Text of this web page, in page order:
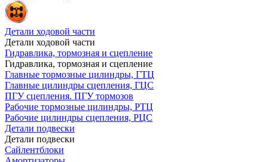
Детали ходовой части
Детали ходовой части
Гидравлика, тормозная и сцепление
Гидравлика, тормозная и сцепление
Главные тормозные цилиндры, ГТЦ
Главные цилиндры сцепления, ГЦС
ПГУ сцепления. ПГУ тормозов
Рабочие тормозные цилиндры, РТЦ
Рабочие цилиндры сцепления, РЦС
Детали подвески
Детали подвески
Cайлентблоки